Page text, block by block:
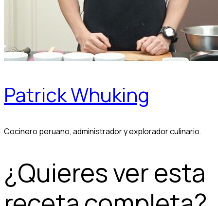
Patrick Whuking
Cocinero peruano, administrador y explorador culinario.
¿Quieres ver esta